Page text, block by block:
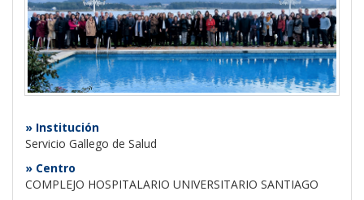
» Institución
Servicio Gallego de Salud
» Centro
COMPLEJO HOSPITALARIO UNIVERSITARIO SANTIAGO